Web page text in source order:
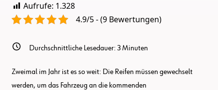
Aufrufe: 1.328
4.9/5 - (9 Bewertungen)
Durchschnittliche Lesedauer: 3Minuten
Zweimal im Jahr ist es so weit: Die Reifen müssen gewechselt
werden, um das Fahrzeug an die kommenden